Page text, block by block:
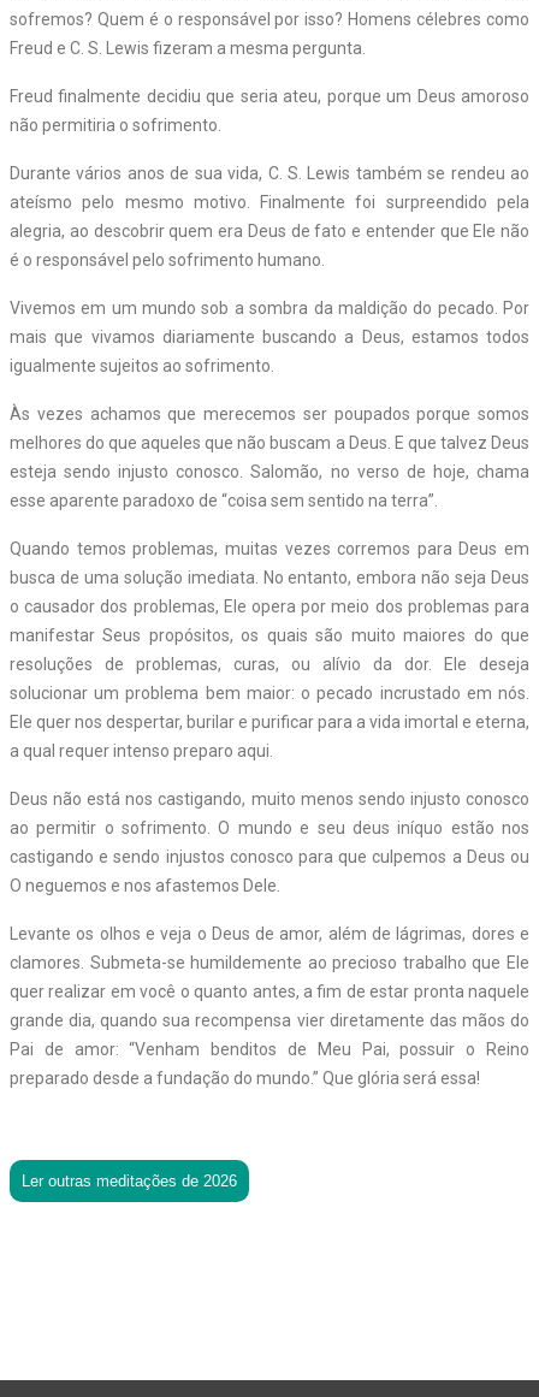
sofremos? Quem é o responsável por isso? Homens célebres como
Freud e C. S. Lewis fizeram a mesma pergunta.
Freud finalmente decidiu que seria ateu, porque um Deus amoroso
não permitiria o sofrimento.
Durante vários anos de sua vida, C. S. Lewis também se rendeu ao
ateísmo pelo mesmo motivo. Finalmente foi surpreendido pela
alegria, ao descobrir quem era Deus de fato e entender que Ele não
é o responsável pelo sofrimento humano.
Vivemos em um mundo sob a sombra da maldição do pecado. Por
mais que vivamos diariamente buscando a Deus, estamos todos
igualmente sujeitos ao sofrimento.
Às vezes achamos que merecemos ser poupados porque somos
melhores do que aqueles que não buscam a Deus. E que talvez Deus
esteja sendo injusto conosco. Salomão, no verso de hoje, chama
esse aparente paradoxo de “coisa sem sentido na terra”.
Quando temos problemas, muitas vezes corremos para Deus em
busca de uma solução imediata. No entanto, embora não seja Deus
o causador dos problemas, Ele opera por meio dos problemas para
manifestar Seus propósitos, os quais são muito maiores do que
resoluções de problemas, curas, ou alívio da dor. Ele deseja
solucionar um problema bem maior: o pecado incrustado em nós.
Ele quer nos despertar, burilar e purificar para a vida imortal e eterna,
a qual requer intenso preparo aqui.
Deus não está nos castigando, muito menos sendo injusto conosco
ao permitir o sofrimento. O mundo e seu deus iníquo estão nos
castigando e sendo injustos conosco para que culpemos a Deus ou
O neguemos e nos afastemos Dele.
Levante os olhos e veja o Deus de amor, além de lágrimas, dores e
clamores. Submeta-se humildemente ao precioso trabalho que Ele
quer realizar em você o quanto antes, a fim de estar pronta naquele
grande dia, quando sua recompensa vier diretamente das mãos do
Pai de amor: “Venham benditos de Meu Pai, possuir o Reino
preparado desde a fundação do mundo.” Que glória será essa!
Ler outras meditações de 2026